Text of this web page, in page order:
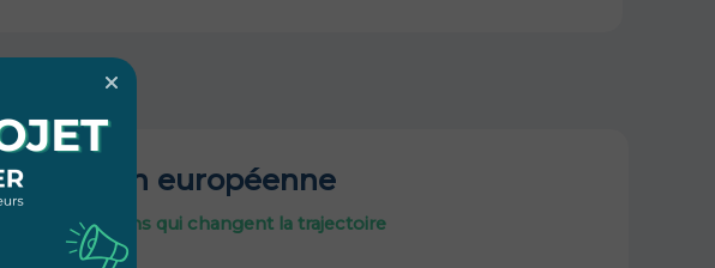
ambition européenne
les décisions qui changent la trajectoire
startup.